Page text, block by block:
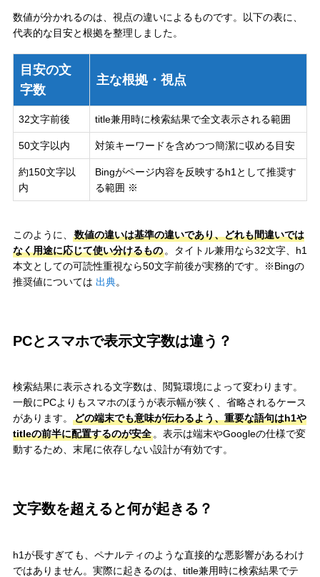
数値が分かれるのは、視点の違いによるものです。以下の表に、
代表的な目安と根拠を整理しました。
目安の文
字数
主な根拠・視点
32文字前後 title兼用時に検索結果で全文表示される範囲
50文字以内 対策キーワードを含めつつ簡潔に収める目安
約150文字以
内
Bingがページ内容を反映するh1として推奨す
る範囲 ※
このように、
数値の違いは基準の違いであり、どれも間違いでは
なく用途に応じて使い分けるもの。タイトル兼用なら32文字、h1
本文としての可読性重視なら50文字前後が実務的です。※Bingの
推奨値については 出典。
PCとスマホで表示文字数は違う？
検索結果に表示される文字数は、閲覧環境によって変わります。
一般にPCよりもスマホのほうが表示幅が狭く、省略されるケース
があります。
どの端末でも意味が伝わるよう、重要な語句はh1や
titleの前半に配置するのが安全。表示は端末やGoogleの仕様で変
動するため、末尾に依存しない設計が有効です。
文字数を超えると何が起きる？
h1が長すぎても、ペナルティのような直接的な悪影響があるわけ
ではありません。実際に起きるのは、title兼用時に検索結果でテ